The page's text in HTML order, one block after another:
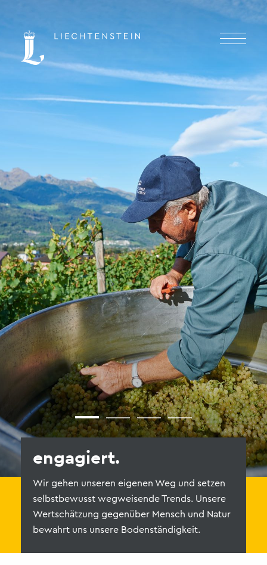
engagiert.
Wir gehen unseren eigenen Weg und setzen
selbstbewusst wegweisende Trends. Unsere
Wertschätzung gegenüber Mensch und Natur
bewahrt uns unsere Bodenständigkeit.